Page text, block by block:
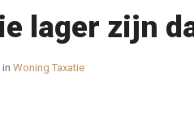
lager zijn
in Woning Taxatie